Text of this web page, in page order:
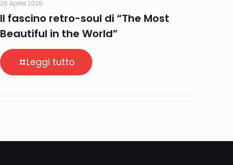
26 Aprile 2026
Il fascino retro-soul di “The Most
Beautiful in the World”
Leggi tutto